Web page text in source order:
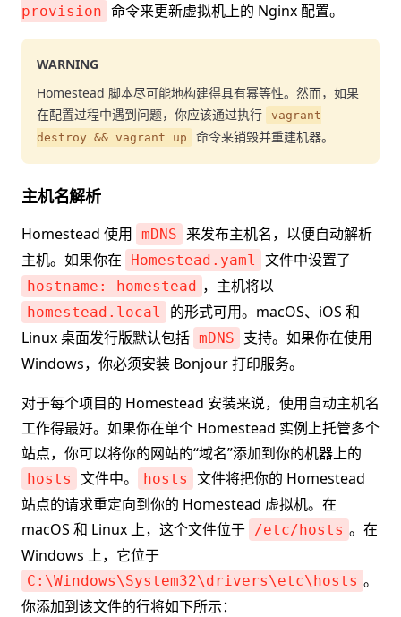
provision 命令来更新虚拟机上的 Nginx 配置。
WARNING
Homestead 脚本尽可能地构建得具有幂等性。然而，如果
在配置过程中遇到问题，你应该通过执行
vagrant
destroy && vagrant up
命令来销毁并重建机器。
主机名解析
Homestead 使用 mDNS
来发布主机名，以便自动解析
主机。如果你在
Homestead.yaml 文件中设置了
hostname: homestead ，主机将以
homestead.local
的形式可用。macOS、iOS 和
Linux 桌面发行版默认包括 mDNS
支持。如果你在使用
Windows，你必须安装 Bonjour 打印服务。
对于每个项目的 Homestead 安装来说，使用自动主机名
工作得最好。如果你在单个 Homestead 实例上托管多个
站点，你可以将你的网站的“域名”添加到你的机器上的
hosts 文件中。 hosts
文件将把你的 Homestead
站点的请求重定向到你的 Homestead 虚拟机。在
macOS 和 Linux 上，这个文件位于 /etc/hosts 。在
Windows 上，它位于
C:\Windows\System32\drivers\etc\hosts 。
你添加到该文件的行将如下所示：